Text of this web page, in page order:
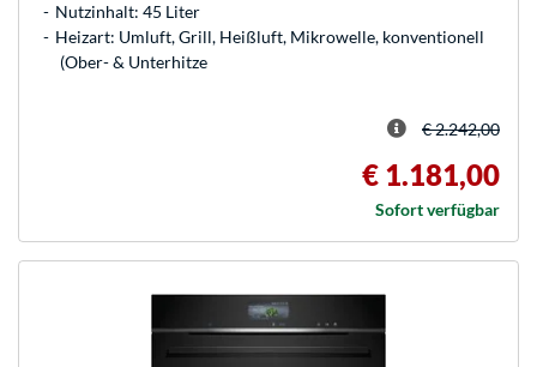
Nutzinhalt: 45 Liter
Heizart: Umluft, Grill, Heißluft, Mikrowelle, konventionell
(Ober- & Unterhitze
€ 2.242,00
€ 1.181,00
Sofort verfügbar